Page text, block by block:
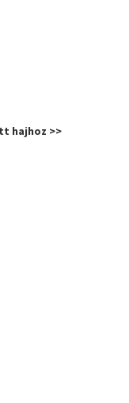
hajhoz >>